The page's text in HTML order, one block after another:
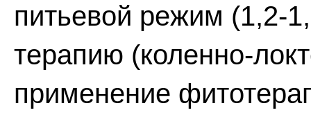
питьевой режим (1,2-
терапию (коленно-
применение